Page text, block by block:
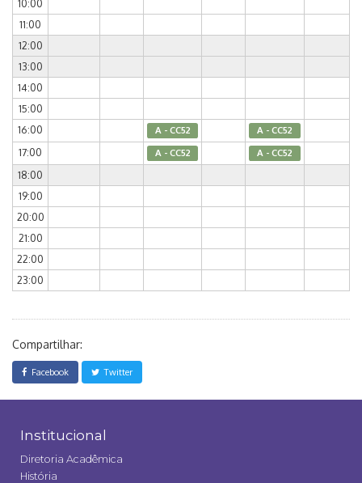
10:00
11:00
12:00
13:00
14:00
15:00
16:00
A - CC52 A - CC52
17:00 A - CC52 A - CC52
18:00
19:00
20:00
21:00
22:00
23:00
Compartilhar:
Facebook Twitter
Institucional
Diretoria Acadêmica
História